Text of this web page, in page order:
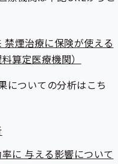
煙治療に保険が使える
算定医療機関）
についての分析はこち
に 与える影響について